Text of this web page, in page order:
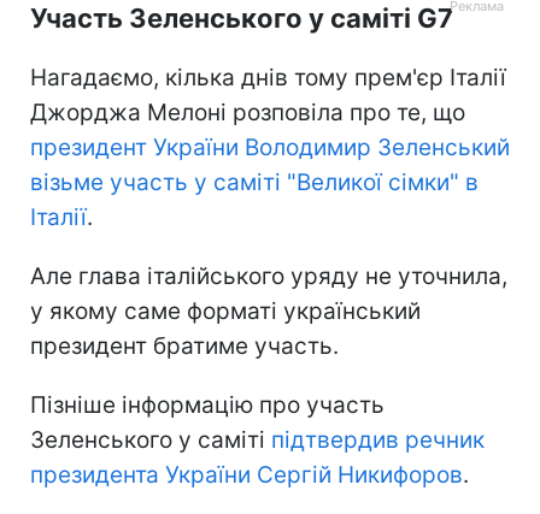
Участь Зеленського у саміті G7
Нагадаємо, кілька днів тому прем'єр Італії
Джорджа Мелоні розповіла про те, що
президент України Володимир Зеленський
візьме участь у саміті "Великої сімки" в
Італії.
Але глава італійського уряду не уточнила,
у якому саме форматі український
президент братиме участь.
Пізніше інформацію про участь
Зеленського у саміті підтвердив речник
президента України Сергій Никифоров.